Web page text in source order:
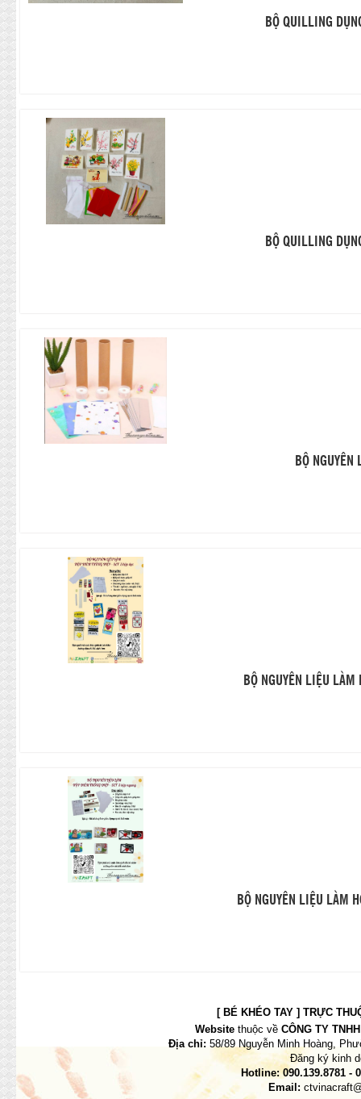
BỘ QUILLING
BỘ QUILLING
BỘ NGUYÊN
BỘ NGUYÊN LIỆU
BỘ NGUYÊN LIỆU LÀM
[ BÉ KHÉO TAY ] TRỰC
Website thuộc về CÔNG TY
Địa chỉ: 58/89 Nguyễn Minh Hoàng,
Đăng ký kinh
Hotline: 090.139.8781 -
Email: